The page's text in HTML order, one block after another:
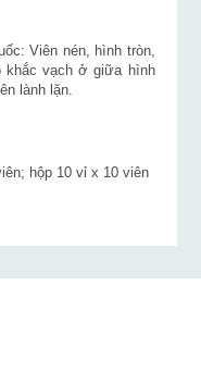
Viên nén, hình tròn,
khắc vạch ở giữa hình
lành lặn.
hộp 10 vỉ x 10 viên